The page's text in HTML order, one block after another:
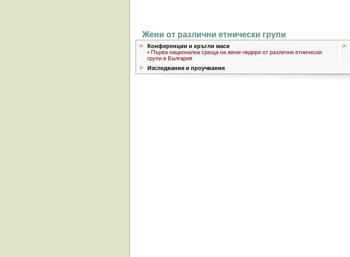
Жени от различни етнически групи
Конференции и кръгли маси
• Първа национална среща на жени-лидери от различни етнически
групи в България
Изследвания и проучвания